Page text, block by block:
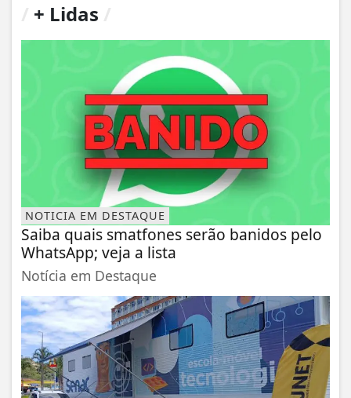
+ Lidas
NOTICIA EM DESTAQUE
Saiba quais smatfones serão banidos pelo
WhatsApp; veja a lista
Notícia em Destaque